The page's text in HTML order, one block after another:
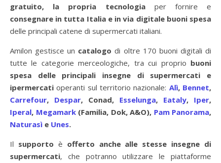
gratuito, la propria tecnologiaper fornire e
consegnare in tutta Italia e in via digitale buoni spesa
delle principali catene di supermercati italiani.
Amilon gestisce un catalogo di oltre 170 buoni digitali di
tutte le categorie merceologiche, tra cui proprio buoni
spesa delle principali insegne di supermercati e
ipermercati operanti sul territorio nazionale: Alì, Bennet,
Carrefour, Despar, Conad, Esselunga, Eataly, Iper,
Iperal, Megamark(Familia, Dok, A&O), Pam Panorama,
Naturasì e Unes.
Il supporto è offerto anche alle stesse insegne di
supermercati, che potranno utilizzare le piattaforme